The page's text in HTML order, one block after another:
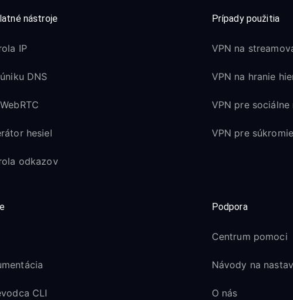
nástroje
IP
DNS
hesiel
odkazov
Prípady použitia
VPN na
VPN na hranie
VPN pre sociálne
VPN pre súkromie
CLI
Podpora
Centrum pomoci
Návody na
O nás